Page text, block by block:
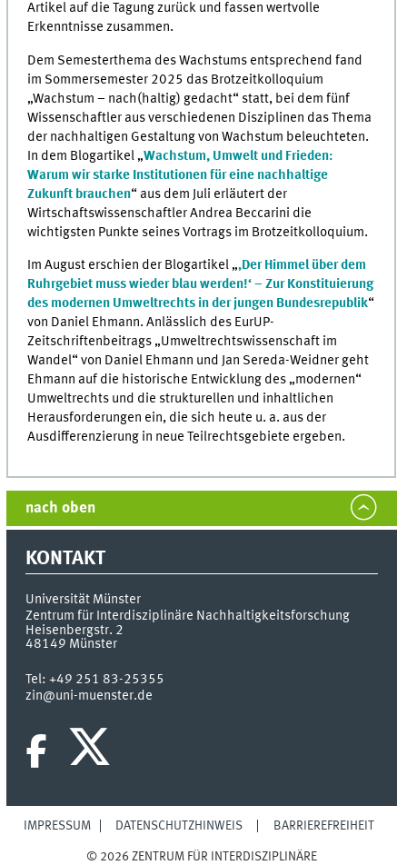
Artikel auf die Tagung zurück und fassen wertvolle
Erkenntnisse zusammen.
Dem Semesterthema des Wachstums entsprechend fand
im Sommersemester 2025 das Brotzeitkolloquium
„Wachstum – nach(haltig) gedacht“ statt, bei dem fünf
Wissenschaftler aus verschiedenen Disziplinen das Thema
der nachhaltigen Gestaltung von Wachstum beleuchteten.
In dem Blogartikel „Wachstum, Umwelt und Frieden:
Warum wir starke Institutionen für eine nachhaltige
Zukunft brauchen“ aus dem Juli erläutert der
Wirtschaftswissenschaftler Andrea Beccarini die
wichtigsten Punkte seines Vortrags im Brotzeitkolloquium.
Im August erschien der Blogartikel „‚Der Himmel über dem
Ruhrgebiet muss wieder blau werden!‘ – Zur Konstituierung
des modernen Umweltrechts in der jungen Bundesrepublik“
von Daniel Ehmann. Anlässlich des EurUP-
Zeitschriftenbeitrags „Umweltrechtswissenschaft im
Wandel“ von Daniel Ehmann und Jan Sereda-Weidner geht
Ehmann auf die historische Entwicklung des „modernen“
Umweltrechts und die strukturellen und inhaltlichen
Herausforderungen ein, die sich heute u. a. aus der
Ausdifferenzierung in neue Teilrechtsgebiete ergeben.
nach oben
KONTAKT
Universität Münster
Zentrum für Interdisziplinäre Nachhaltigkeitsforschung
Heisenbergstr. 2
48149 Münster
Tel:+49 251 83-25355
zin@uni-muenster.de
IMPRESSUM DATENSCHUTZHINWEIS BARRIEREFREIHEIT
© 2026 ZENTRUM FÜR INTERDISZIPLINÄRE